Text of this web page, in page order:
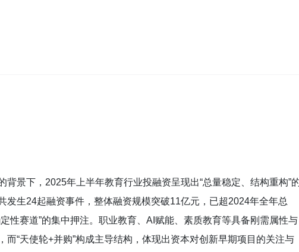
景下，2025年上半年教育行业投融资呈现出“总量稳定、结构重构”
发生24起融资事件，整体融资规模突破11亿元，已超2024年全年总
性赛道”的集中押注。职业教育、AI赋能、素质教育等具备刚需属性与
“天使轮+并购”构成主导结构，体现出资本对创新早期项目的关注与